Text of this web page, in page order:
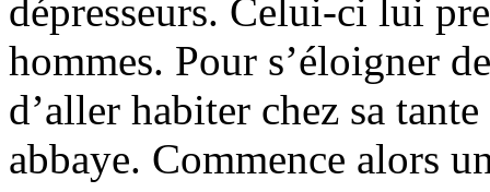
dépresseurs. Celui-ci lui
hommes. Pour s’éloigner
d’aller habiter chez sa
abbaye. Commence alors